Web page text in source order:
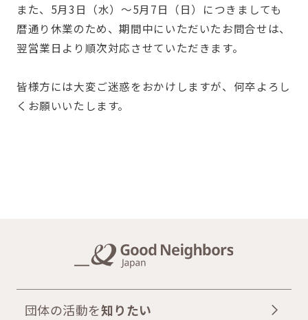
また、5月3日（水）～5月7日（日）につきましても
暦通り休業のため、期間中にいただいたお問合せは、
翌営業日より順次対応させていただきます。
皆様方には大変ご迷惑をおかけしますが、何卒よろし
くお願いいたします。
団体の活動を知りたい